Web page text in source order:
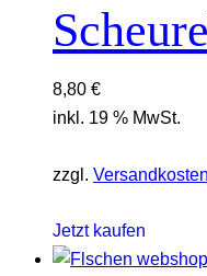
8,80 €
inkl. 19 % MwSt.
zzgl. Versandkosten
Jetzt kaufen